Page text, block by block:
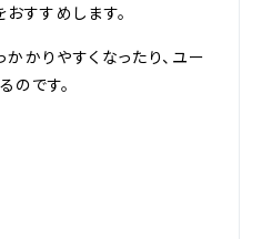
おすすめします。
かりやすくなったり、ユー
のです。